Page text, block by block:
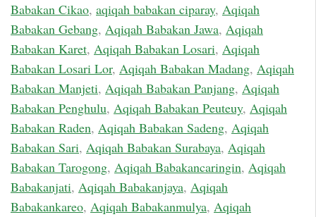
Babakan Cikao, aqiqah babakan ciparay, Aqiqah
Babakan Gebang, Aqiqah Babakan Jawa, Aqiqah
Babakan Karet, Aqiqah Babakan Losari, Aqiqah
Babakan Losari Lor, Aqiqah Babakan Madang, Aqiqah
Babakan Manjeti, Aqiqah Babakan Panjang, Aqiqah
Babakan Penghulu, Aqiqah Babakan Peuteuy, Aqiqah
Babakan Raden, Aqiqah Babakan Sadeng, Aqiqah
Babakan Sari, Aqiqah Babakan Surabaya, Aqiqah
Babakan Tarogong, Aqiqah Babakancaringin, Aqiqah
Babakanjati, Aqiqah Babakanjaya, Aqiqah
Babakankareo, Aqiqah Babakanmulya, Aqiqah